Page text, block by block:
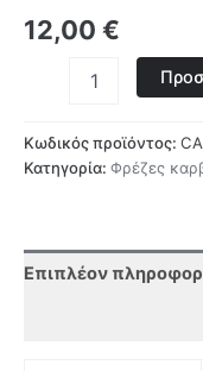
12,00 €
Κωδικός προϊόντος:
Κατηγορία: Φρέζες
Επιπλέον